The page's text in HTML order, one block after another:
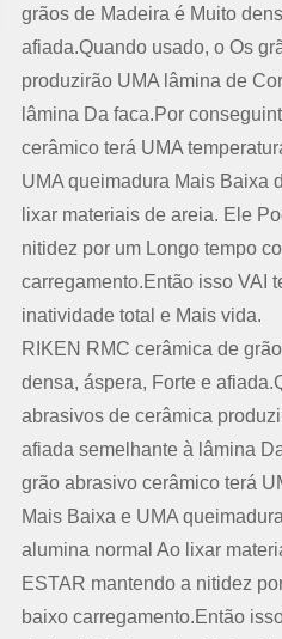
grãos de Madeira é Muito
afiada.Quando usado, o Os
produzirão UMA lâmina de
lâmina Da faca.Por
cerâmico terá UMA
UMA queimadura Mais Baixa
lixar materiais de areia. Ele
nitidez por um Longo tempo
carregamento.Então isso VAI
inatividade total e Mais vida.
RIKEN RMC cerâmica de
densa, áspera, Forte e
abrasivos de cerâmica
afiada semelhante à lâmina
grão abrasivo cerâmico terá
Mais Baixa e UMA
alumina normal Ao lixar
ESTAR mantendo a nitidez
baixo carregamento.Então